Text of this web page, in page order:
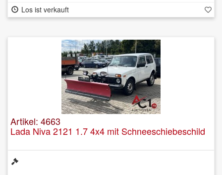
Los ist verkauft
Artikel: 4663
Lada Niva 2121 1.7 4x4 mit Schneeschiebeschild